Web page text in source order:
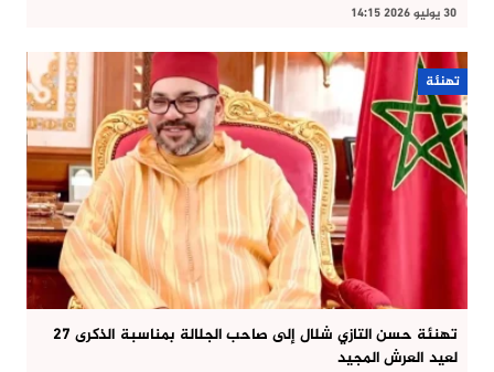
30 يوليو 2026 14:15
تهنئة
تهنئة حسن التازي شلال إلى صاحب الجلالة بمناسبة الذكرى 27
لعيد العرش المجيد